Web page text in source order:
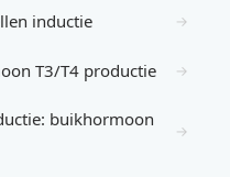
inductie →
T3/T4 productie →
buikhormoon
→